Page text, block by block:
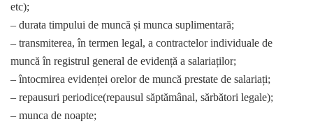
etc);
– durata timpului de muncă și munca suplimentară;
– transmiterea, în termen legal, a contractelor individuale de
muncă în registrul general de evidență a salariaților;
– întocmirea evidenței orelor de muncă prestate de salariați;
– repausuri periodice(repausul săptămânal, sărbători legale);
– munca de noapte;